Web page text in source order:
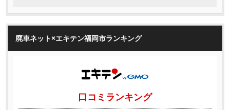
廃車ネット×エキテン福岡市ランキング